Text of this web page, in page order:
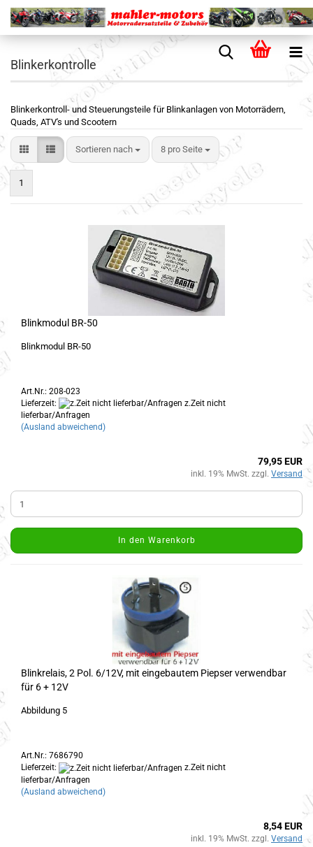
Blinkerkontrolle
Blinkerkontroll- und Steuerungsteile für Blinkanlagen von Motorrädern,
Quads, ATV's und Scootern
Sortieren nach 8 pro Seite
1
Blinkmodul BR-50
Blinkmodul BR-50
Art.Nr.: 208-023
Lieferzeit:
z.Zeit nicht
lieferbar/Anfragen
(Ausland abweichend)
79,95 EUR
inkl. 19% MwSt. zzgl. Versand
In den Warenkorb
Blinkrelais, 2 Pol. 6/12V, mit eingebautem Piepser verwendbar
für 6 + 12V
Abbildung 5
Art.Nr.: 7686790
Lieferzeit:
z.Zeit nicht
lieferbar/Anfragen
(Ausland abweichend)
8,54 EUR
inkl. 19% MwSt. zzgl. Versand